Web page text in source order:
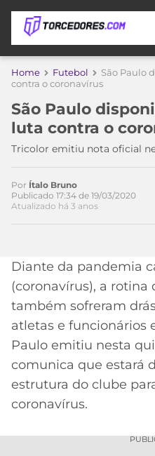
APOSTAS
DE
APOSTA
MELHORES
SITES
DE
APOSTAS
2026
CÓDIGO
PROMOCIONAL
BETBOOM
CÓDIGO
DE
INDICAÇÃO
BET365
BETANO
COPA
DO
MUNDO
TIMES
TIME
PALMEIRAS
CORINTHIANS
PAULO
BRASILEIRÃO
SÉRIE
A
LIBERTADORES
COPA
DO
MÍDIA
ESPORTIVA
MERCADO
DA
BOLA
PALPITES
Home Futebol
São Paulo
contra o coronavírus
São Paulo
luta contra o
Tricolor emitiu nota oficial
Por Ítalo Bruno
Publicado 17:34 de 19/03/2020
Atualizado há 3 anos
Diante da pandemia
(coronavírus), a rotina
também sofreram
atletas e funcionários
Paulo emitiu nesta
comunica que estará
estrutura do clube
coronavírus.